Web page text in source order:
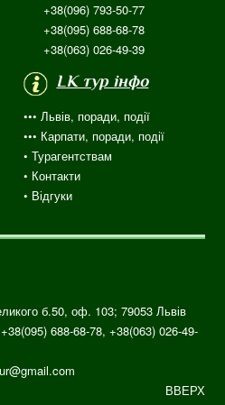
+38(096) 793-50-77
+38(095) 688-68-78
+38(063) 026-49-39
LK тур інфо
••• Львів, поради, події
••• Карпати, поради, події
•Турагентствам
• Контакти
• Відгуки
б.50, оф. 103; 79053 Львів
688-68-78, +38(063) 026-49-
ВВЕРХ